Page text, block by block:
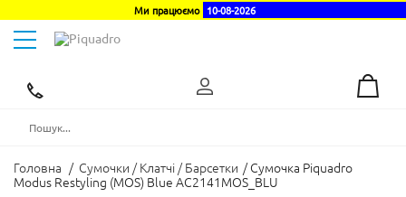
Ми працюємо 10-08-2026
Toggle
navigation
Головна / Сумочки / Клатчі / Барсетки / Сумочка Piquadro
Modus Restyling (MOS) Blue AC2141MOS_BLU